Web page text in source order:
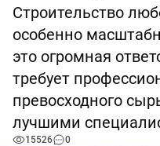
Строительство
особенно
это огромная
требует
превосходного
лучшими
15526 0